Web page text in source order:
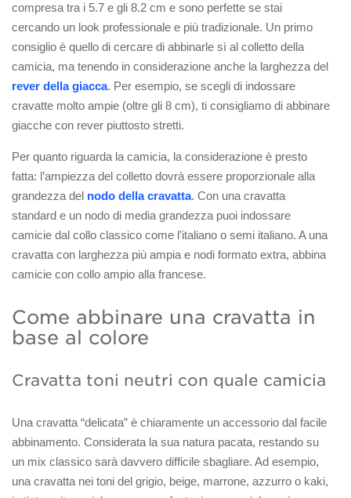
compresa tra i 5.7 e gli 8.2 cm e sono perfette se stai
cercando un look professionale e più tradizionale. Un primo
consiglio è quello di cercare di abbinarle sì al colletto della
camicia, ma tenendo in considerazione anche la larghezza del
rever della giacca. Per esempio, se scegli di indossare
cravatte molto ampie (oltre gli 8 cm), ti consigliamo di abbinare
giacche con rever piuttosto stretti.
Per quanto riguarda la camicia, la considerazione è presto
fatta: l’ampiezza del colletto dovrà essere proporzionale alla
grandezza del nodo della cravatta. Con una cravatta
standard e un nodo di media grandezza puoi indossare
camicie dal collo classico come l’italiano o semi italiano. A una
cravatta con larghezza più ampia e nodi formato extra, abbina
camicie con collo ampio alla francese.
Come abbinare una cravatta in
base al colore
Cravatta toni neutri con quale camicia
Una cravatta “delicata” è chiaramente un accessorio dal facile
abbinamento. Considerata la sua natura pacata, restando su
un mix classico sarà davvero difficile sbagliare. Ad esempio,
una cravatta nei toni del grigio, beige, marrone, azzurro o kaki,